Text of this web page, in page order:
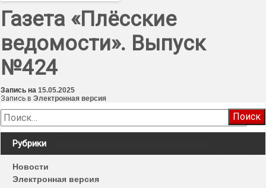
Газета «Плёсские
ведомости». Выпуск
№424
Запись на 15.05.2025
Запись в Электронная версия
Найти:
Рубрики
Новости
Электронная версия